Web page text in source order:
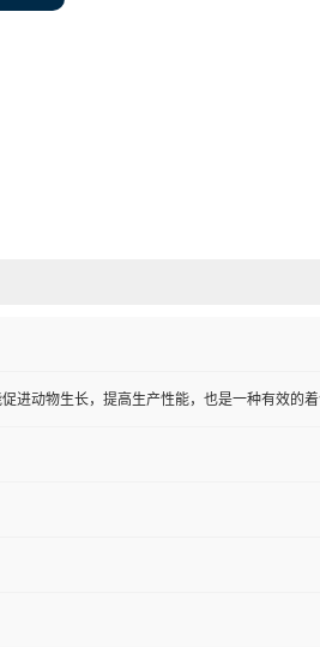
进动物生长，提高生产性能，也是一种有效的着